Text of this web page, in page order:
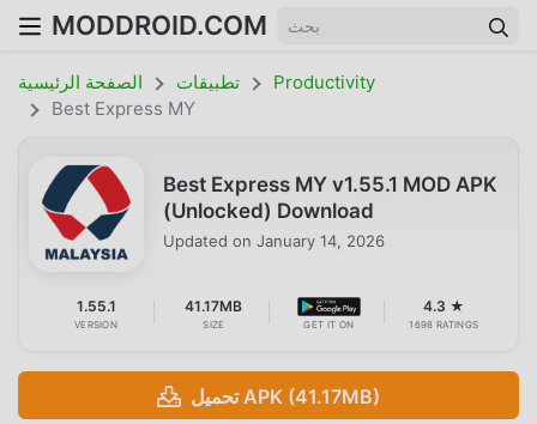
MODDROID.COM
الصفحة الرئيسية تطبيقات
Productivity
Best Express MY
Best Express MY v1.55.1 MOD APK
(Unlocked) Download
Updated on January 14, 2026
1.55.1
VERSION
41.17MB
SIZE GET IT ON
4.3 ★
1698 RATINGS
تحميل APK (41.17MB)